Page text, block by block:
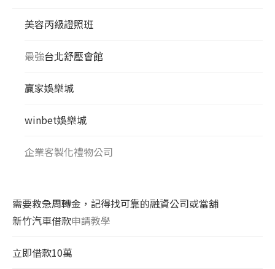
美容丙級證照班
最強台北舒壓會館
贏家娛樂城
winbet娛樂城
企業客製化禮物公司
需要救急周轉金，記得找可靠的融資公司或當舖
新竹汽車借款申請教學
立即借款10萬